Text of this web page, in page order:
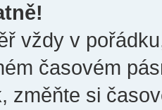
vždy v
časovém
změňte si